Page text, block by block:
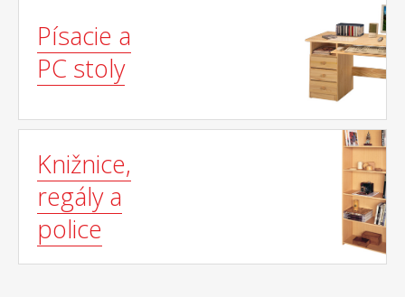
Písacie a
PC stoly
Knižnice,
regály a
police